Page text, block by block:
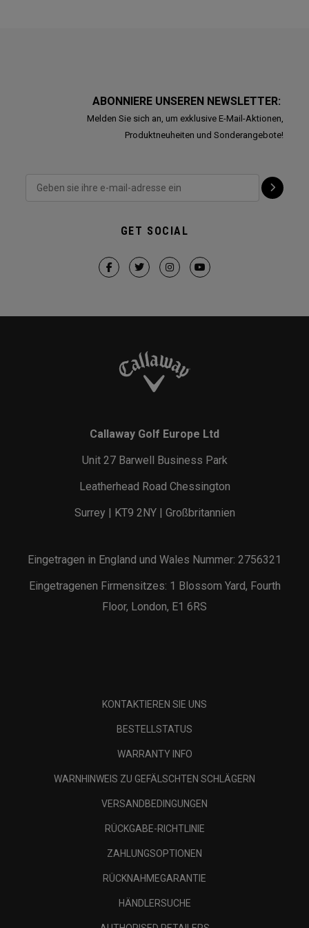
ABONNIERE UNSEREN NEWSLETTER:
Melden Sie sich an, um exklusive E-Mail-Aktionen,
Produktneuheiten und Sonderangebote!
GET SOCIAL
Callaway Golf Europe Ltd
Unit 27 Barwell Business Park
Leatherhead Road Chessington
Surrey | KT9 2NY | Großbritannien
Eingetragen in England und Wales Nummer: 2756321
Eingetragenen Firmensitzes: 1 Blossom Yard, Fourth
Floor, London, E1 6RS
KONTAKTIEREN SIE UNS
BESTELLSTATUS
WARRANTY INFO
WARNHINWEIS ZU GEFÄLSCHTEN SCHLÄGERN
VERSANDBEDINGUNGEN
RÜCKGABE-RICHTLINIE
ZAHLUNGSOPTIONEN
RÜCKNAHMEGARANTIE
HÄNDLERSUCHE